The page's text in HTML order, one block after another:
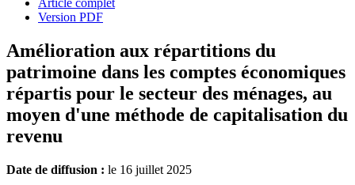
Article complet
Version PDF
Amélioration aux répartitions du
patrimoine dans les comptes économiques
répartis pour le secteur des ménages, au
moyen d'une méthode de capitalisation du
revenu
Date de diffusion : le 16 juillet 2025